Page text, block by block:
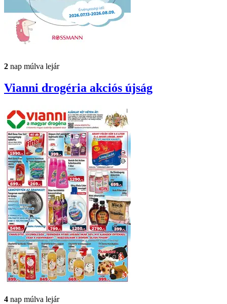
2 nap múlva lejár
Vianni drogéria akciós újság
4 nap múlva lejár